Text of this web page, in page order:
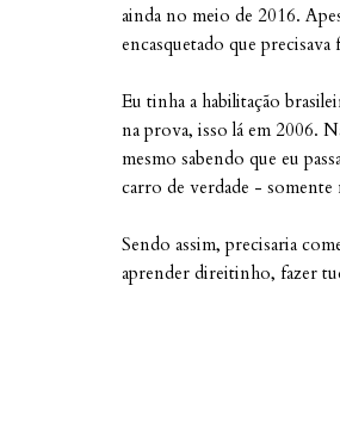
ainda no meio de 2016.
encasquetado que
Eu tinha a habilitação
na prova, isso lá em 2006.
mesmo sabendo que eu
carro de verdade - somente
Sendo assim, precisaria
aprender direitinho, fazer